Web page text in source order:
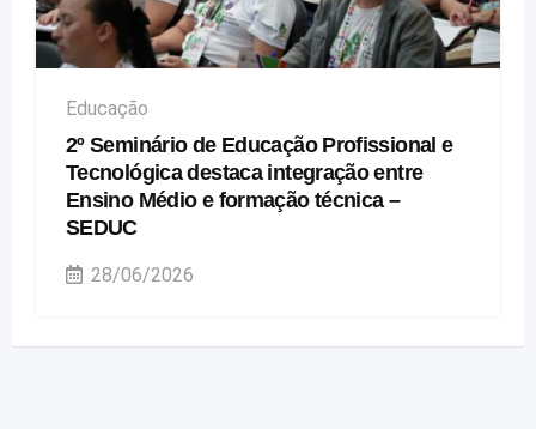
Educação
2º Seminário de Educação Profissional e
Tecnológica destaca integração entre
Ensino Médio e formação técnica –
SEDUC
28/06/2026